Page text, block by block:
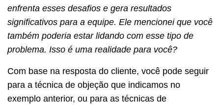
enfrenta esses desafios e gera resultados
significativos para a equipe. Ele mencionei que você
também poderia estar lidando com esse tipo de
problema. Isso é uma realidade para você?
Com base na resposta do cliente, você pode seguir
para a técnica de objeção que indicamos no
exemplo anterior, ou para as técnicas de